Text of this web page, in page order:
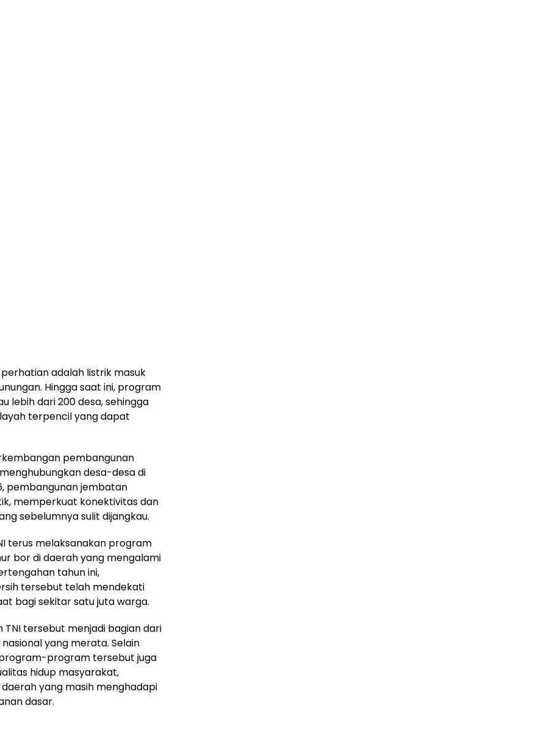
adalah listrik masuk
Hingga saat ini, program
lebih dari 200 desa, sehingga
terpencil yang dapat
pembangunan
desa-desa di
pembangunan jembatan
memperkuat konektivitas dan
sebelumnya sulit dijangkau.
terus melaksanakan program
bor di daerah yang mengalami
tahun ini,
tersebut telah mendekati
bagi sekitar satu juta warga.
tersebut menjadi bagian dari
yang merata. Selain
program tersebut juga
hidup masyarakat,
yang masih menghadapi
dasar.